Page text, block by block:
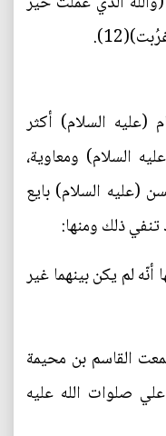
(عليه السلام) أكثر
السلام) ومعاوية،
(عليه السلام) بايع
تنفي ذلك ومنها:
أنّه لم يكن بينهما غير
القاسم بن محيمة
صلوات الله عليه